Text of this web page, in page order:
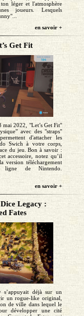
léger et l'atmosphère
joueurs. Lesquels
en savoir +
Get Fit
mai 2022, "Let’s Get Fit"
avec des "straps"
d'attacher les
Swich à votre corps,
du jeu. Bon à savoir :
accessoire, notez qu’il
version téléchargement
de Nintendo.
en savoir +
Legacy :
Fates
déjà sur un
un rogue-like original,
de ville dans lequel le
développer une cité